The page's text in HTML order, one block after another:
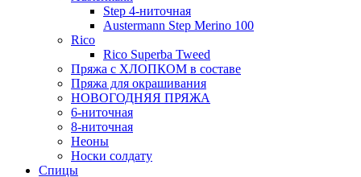
Step 4-ниточная
Austermann Step Merino 100
Rico
Rico Superba Tweed
Пряжа с ХЛОПКОМ в составе
Пряжа для окрашивания
НОВОГОДНЯЯ ПРЯЖА
6-ниточная
8-ниточная
Неоны
Носки солдату
Спицы